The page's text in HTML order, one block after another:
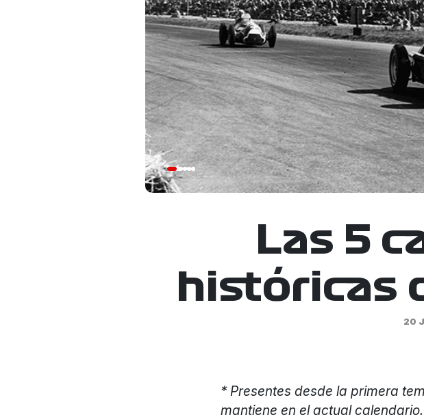
Las 5
históricas
20
* Presentes desde la primera
mantiene en el actual calendario.